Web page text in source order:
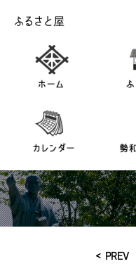
ふるさと屋
< PREV